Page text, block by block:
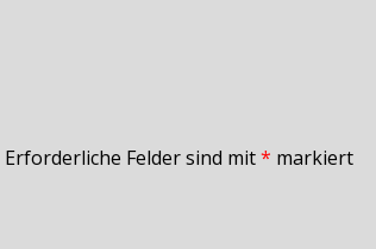
Erforderliche Felder sind mit* markiert